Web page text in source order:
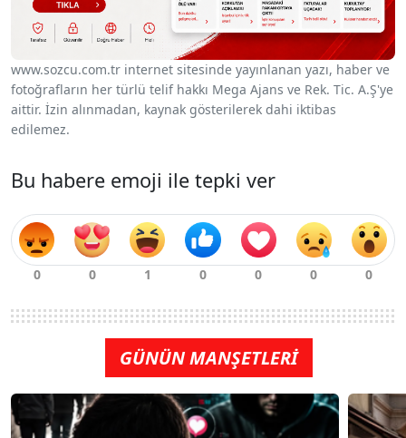
www.sozcu.com.tr internet sitesinde yayınlanan yazı, haber ve
fotoğrafların her türlü telif hakkı Mega Ajans ve Rek. Tic. A.Ş'ye
aittir. İzin alınmadan, kaynak gösterilerek dahi iktibas
edilemez.
Bu habere emoji ile tepki ver
GÜNÜN MANŞETLERİ